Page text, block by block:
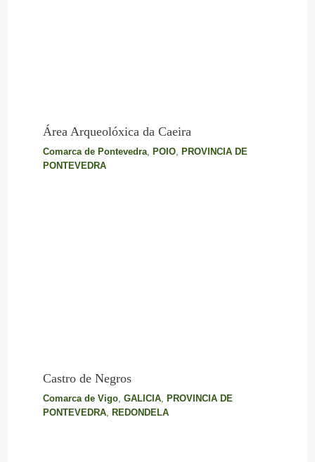
Área Arqueolóxica da Caeira
Comarca de Pontevedra, POIO, PROVINCIA DE
PONTEVEDRA
Castro de Negros
Comarca de Vigo, GALICIA, PROVINCIA DE
PONTEVEDRA, REDONDELA